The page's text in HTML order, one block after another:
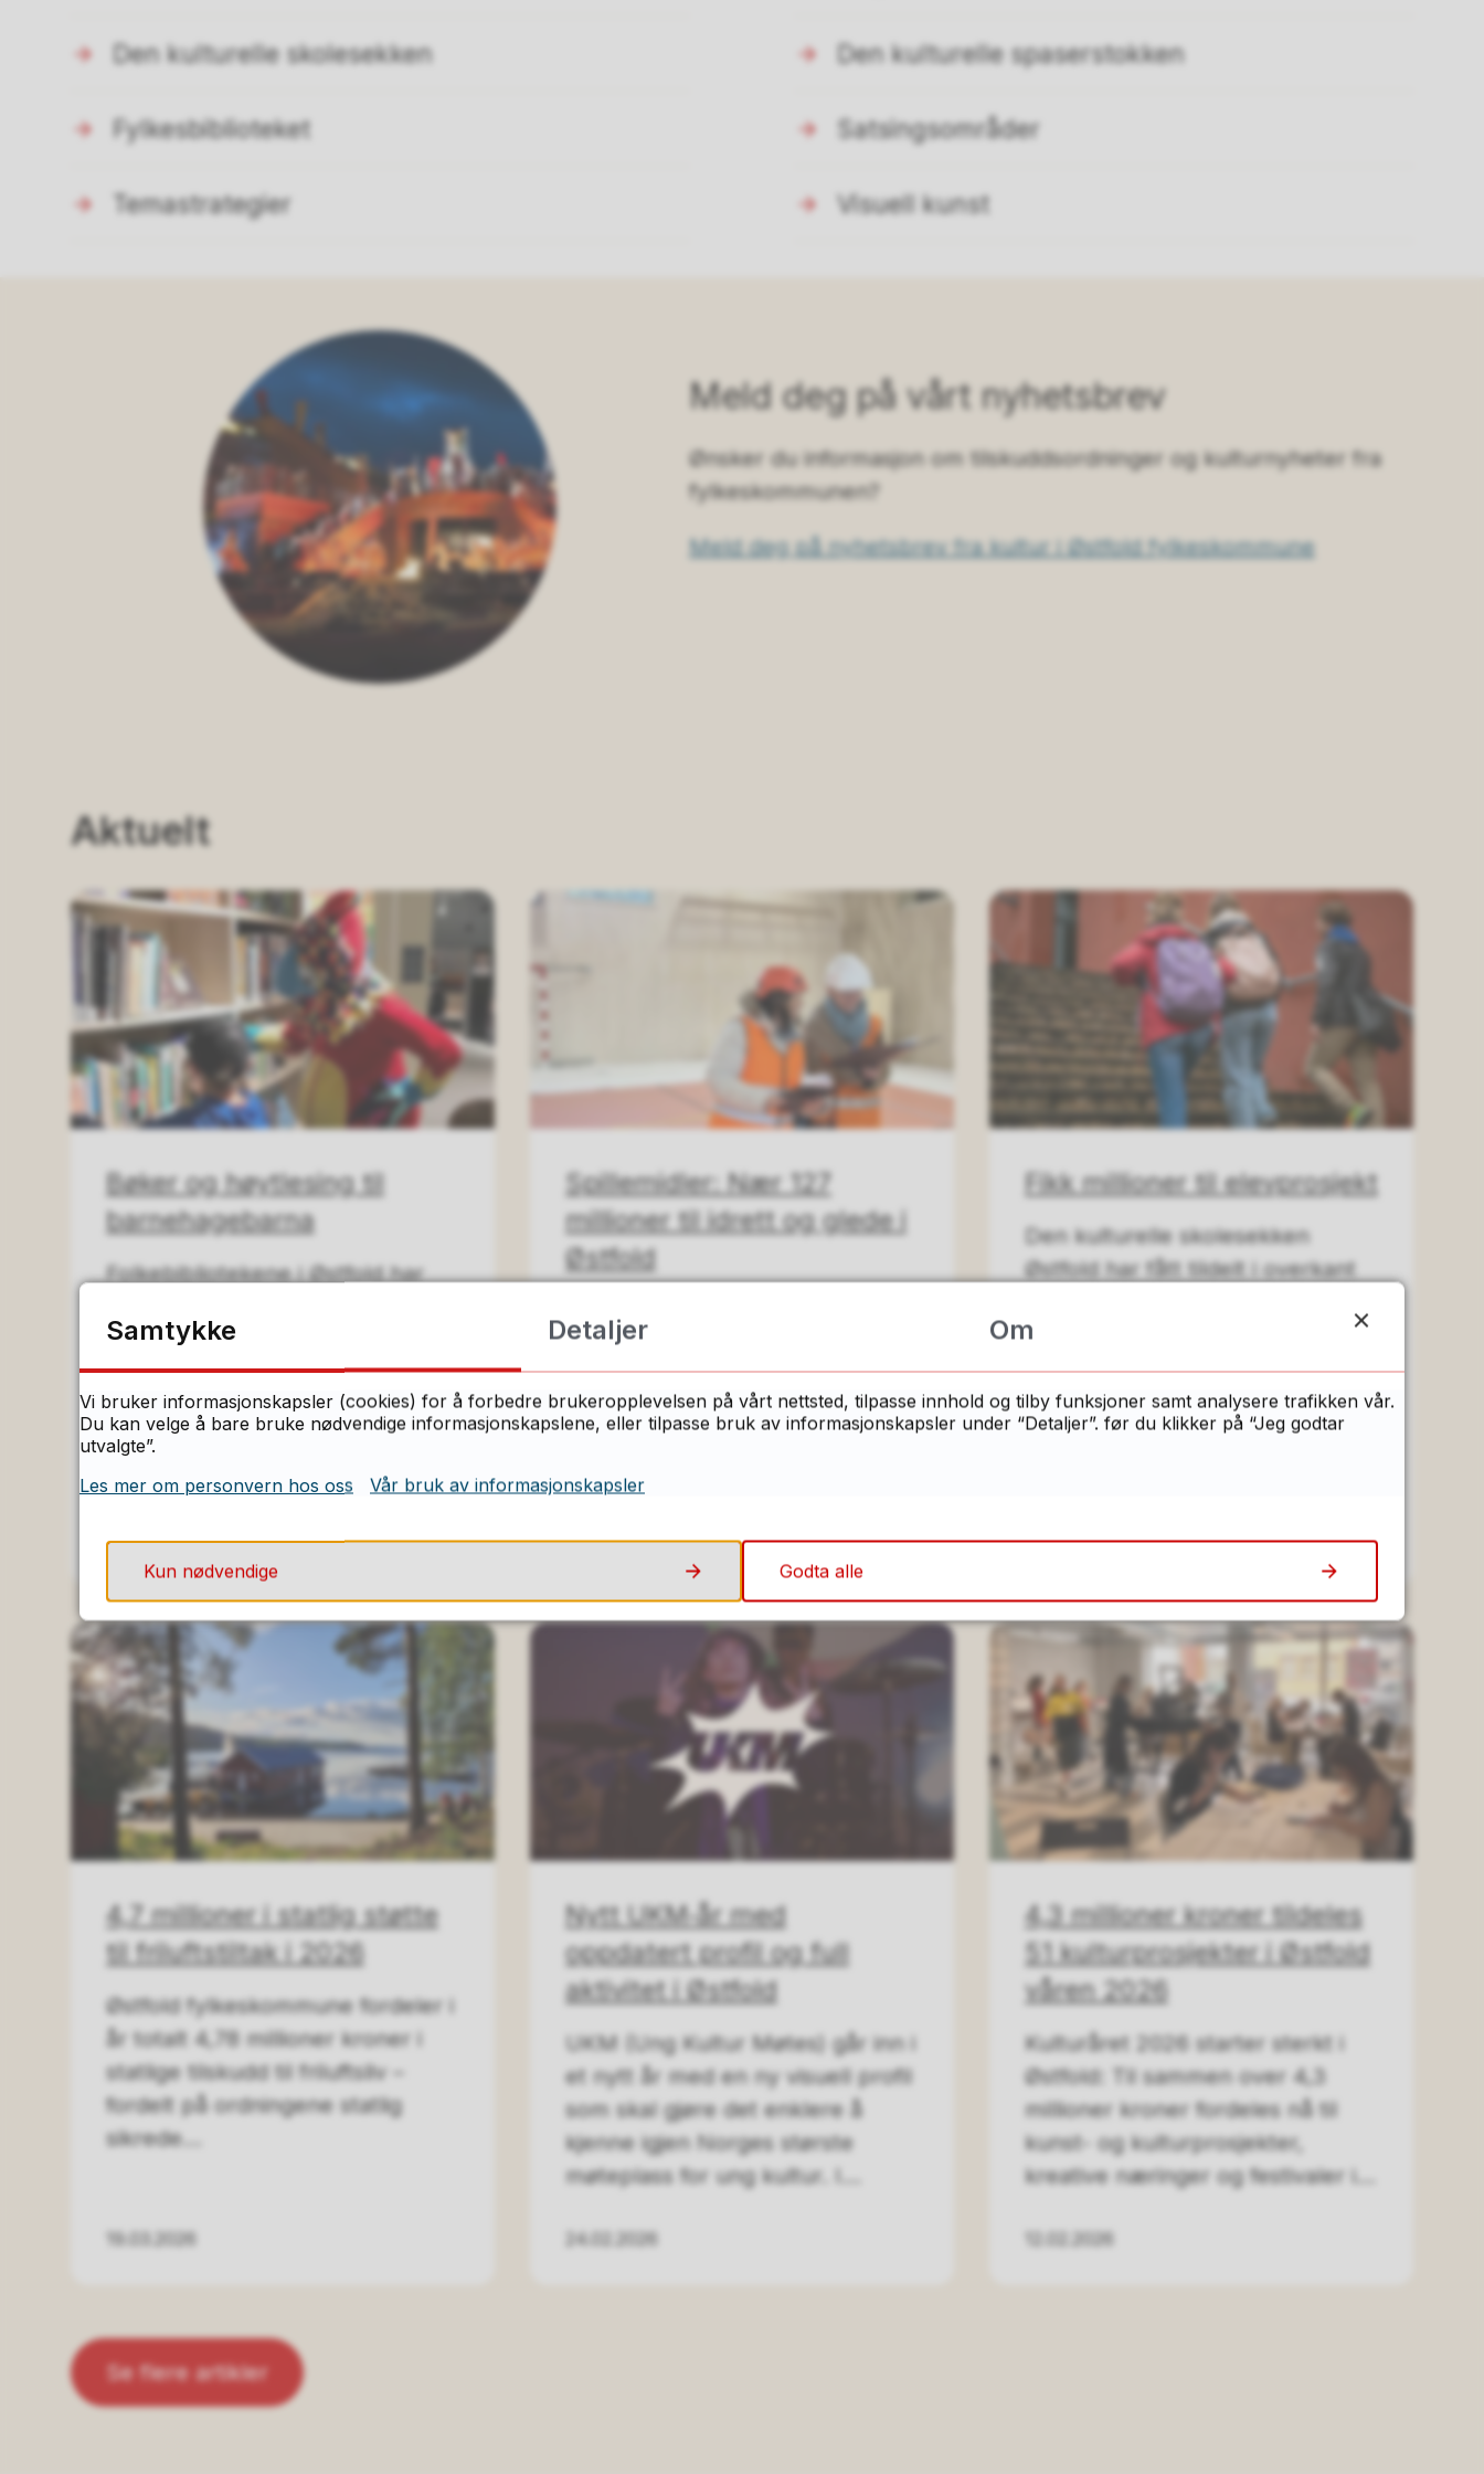
Den kulturelle skolesekken Den kulturelle spaserstokken
Fylkesbiblioteket Satsingsområder
Temastrategier Visuell kunst
Meld deg på vårt nyhetsbrev
Ønsker du informasjon om tilskuddsordninger og kulturnyheter fra
fylkeskommunen?
Meld deg på nyhetsbrev fra kultur i Østfold fylkeskommune
Aktuelt
03.07.2026
Bøker og høytlesing til
barnehagebarna
Folkebibliotekene i Østfold har
bøker og litteraturformidling til
barnehagebarn, til sammen
nesten 400 000 kroner.
16.06.2026
Spillemidler: Nær 127
millioner til idrett og glede i
Østfold
klar, med forbehold om
fylkestingets endelige
godkjenning. Lite tyder på
milliondryss over...
27.05.2026
Fikk millioner til elevprosjekt
Den kulturelle skolesekken
Østfold har fått tildelt i overkant
Sparebankstiftelsen DNB til et
nytt og omfattende
tegneverksted...
19.03.2026
4,7 millioner i statlig støtte
til friluftstiltak i 2026
Østfold fylkeskommune fordeler i
år totalt 4,78 millioner kroner i
statlige tilskudd til friluftsliv –
fordelt på ordningene statlig
sikrede...
24.02.2026
Nytt UKM‑år med
oppdatert profil og full
aktivitet i Østfold
UKM (Ung Kultur Møtes) går inn i
et nytt år med en ny visuell profil
som skal gjøre det enklere å
kjenne igjen Norges største
møteplass for ung kultur. I...
12.02.2026
4,3 millioner kroner tildeles
51 kulturprosjekter i Østfold
våren 2026
Kulturåret 2026 starter sterkt i
Østfold: Til sammen over 4,3
millioner kroner fordeles nå til
kunst- og kulturprosjekter,
kreative næringer og festivaler i...
Se flere artikler
Samtykke Detaljer Om
Vi bruker informasjonskapsler (cookies) for å forbedre brukeropplevelsen på vårt nettsted, tilpasse innhold og tilby funksjoner samt analysere trafikken vår.
Du kan velge å bare bruke nødvendige informasjonskapslene, eller tilpasse bruk av informasjonskapsler under “Detaljer”. før du klikker på “Jeg godtar
utvalgte”.
Les mer om personvern hos oss
Vår bruk av informasjonskapsler
Kun nødvendige Godta alle